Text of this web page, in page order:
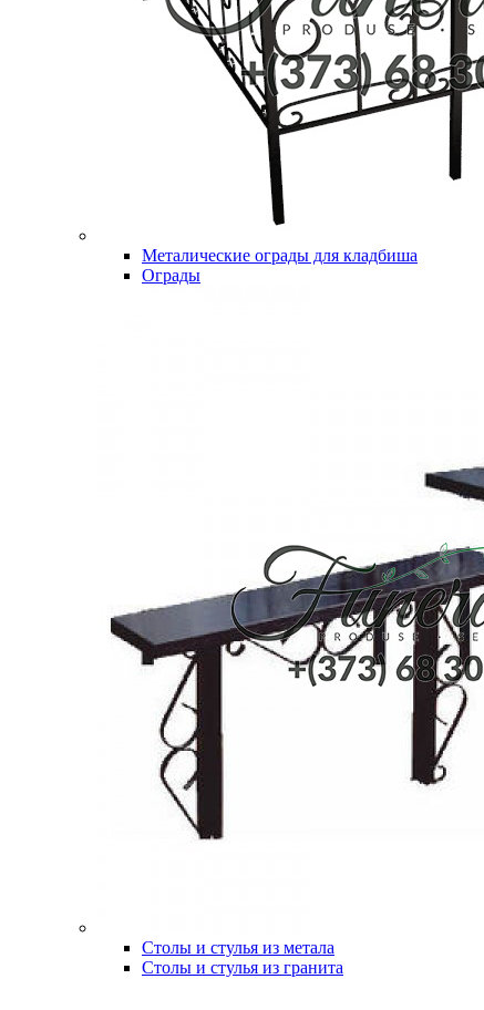
Металические ограды для кладбиша
Ограды
Столы и стулья из метала
Столы и стулья из гранита